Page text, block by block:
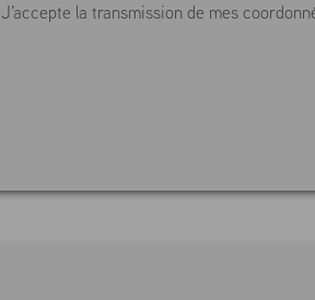
J'accepte la transmission de mes